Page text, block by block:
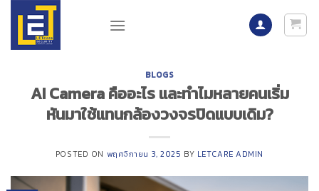
content
BLOGS
AI Camera คืออะไร และทำไมหลายคนเริ่ม
หันมาใช้แทนกล้องวงจรปิดแบบเดิม?
POSTED ON พฤศจิกายน 3, 2025 BY LETCARE ADMIN